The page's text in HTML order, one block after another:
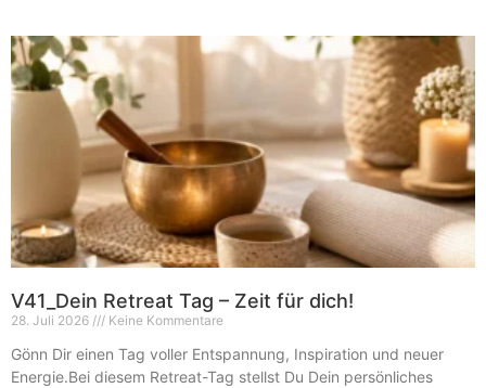
V41_Dein Retreat Tag – Zeit für dich!
28. Juli 2026 Keine Kommentare
Gönn Dir einen Tag voller Entspannung, Inspiration und neuer
Energie.Bei diesem Retreat-Tag stellst Du Dein persönliches